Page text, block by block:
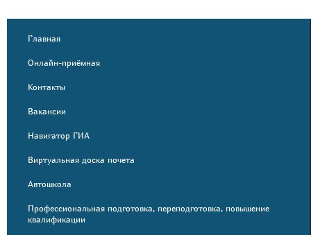
Главная
Онлайн-приёмная
Контакты
Вакансии
Навигатор ГИА
Виртуальная доска почета
Автошкола
Профессиональная подготовка, переподготовка, повышение
квалификации